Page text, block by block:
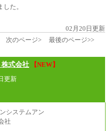
した。
02月20日更新
次のページ> 最後のページ>>
式会社
【NEW】
更新